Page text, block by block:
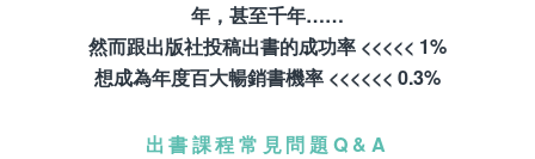
年，甚至千年……
然而跟出版社投稿出書的成功率 <<<<< 1%
想成為年度百大暢銷書機率 <<<<<< 0.3%
出書課程常見問題Q&A